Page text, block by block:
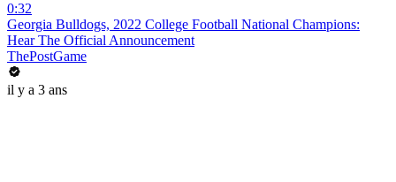
0:32
Georgia Bulldogs, 2022 College Football National Champions:
Hear The Official Announcement
ThePostGame
il y a 3 ans